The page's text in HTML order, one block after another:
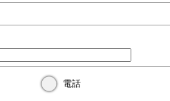
電話